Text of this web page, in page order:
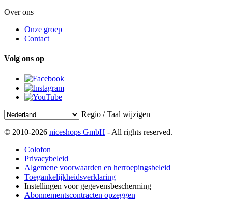
Over ons
Onze groep
Contact
Volg ons op
Regio / Taal wijzigen
© 2010-2026 niceshops GmbH - All rights reserved.
Colofon
Privacybeleid
Algemene voorwaarden en herroepingsbeleid
Toegankelijkheidsverklaring
Instellingen voor gegevensbescherming
Abonnementscontracten opzeggen